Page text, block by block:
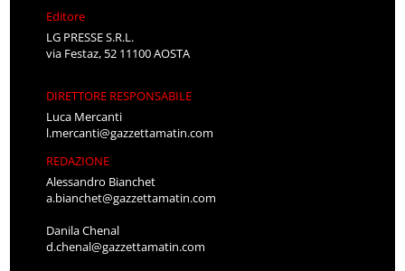
Editore
LG PRESSE S.R.L.
via Festaz, 52 11100 AOSTA
DIRETTORE RESPONSABILE
Luca Mercanti
l.mercanti@gazzettamatin.com
REDAZIONE
Alessandro Bianchet
a.bianchet@gazzettamatin.com
Danila Chenal
d.chenal@gazzettamatin.com